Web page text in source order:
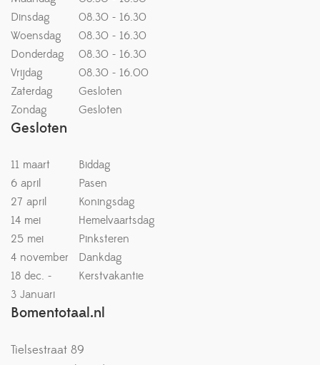
Dinsdag
08.30 - 16.30
Woensdag
08.30 - 16.30
Donderdag
08.30 - 16.30
Vrijdag
08.30 - 16.00
Zaterdag
Gesloten
Zondag
Gesloten
Gesloten
11 maart
Biddag
6 april
Pasen
27 april
Koningsdag
14 mei
Hemelvaartsdag
25 mei
Pinksteren
4 november
Dankdag
18 dec. -
Kerstvakantie
3 Januari
Bomentotaal.nl
Tielsestraat 89